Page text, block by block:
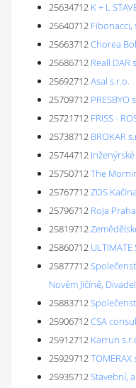
25634712 K + L
25640712 Fibonacci,
25663712Chorea
25686712 Reall DAR
25692712Asal s.r.o.
25709712 PRESBYO
25721712 FRISS -
25738712 BROKAR
25744712
25750712The
25767712ZOS
25796712 RoJa
25819712
25860712
25877712
Novém Jičíně,
25883712
25906712CSA
25912712 Karrun
25929712TOMERAX
25935712Stavební,